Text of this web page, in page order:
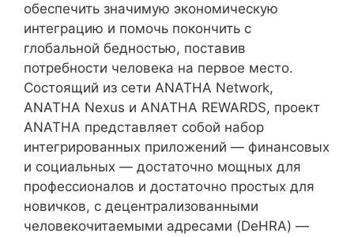
обеспечить значимую экономическую
интеграцию и помочь покончить с
глобальной бедностью, поставив
потребности человека на первое место.
Состоящий из сети ANATHA Network,
ANATHA Nexus и ANATHA REWARDS, проект
ANATHA представляет собой набор
интегрированных приложений — финансовых
и социальных — достаточно мощных для
профессионалов и достаточно простых для
новичков, с децентрализованными
человекочитаемыми адресами (DeHRA) —